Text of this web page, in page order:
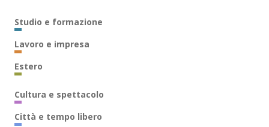
Studio e formazione
Lavoro e impresa
Estero
Cultura e spettacolo
Città e tempo libero